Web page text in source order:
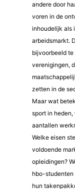
andere door
voren in de
inhoudelijk als
arbeidsmarkt.
bijvoorbeeld
verenigingen,
zetten in de
Maar wat
sport in
aantallen
Welke eisen
voldoende
opleidingen?
hbo-studenten
hun